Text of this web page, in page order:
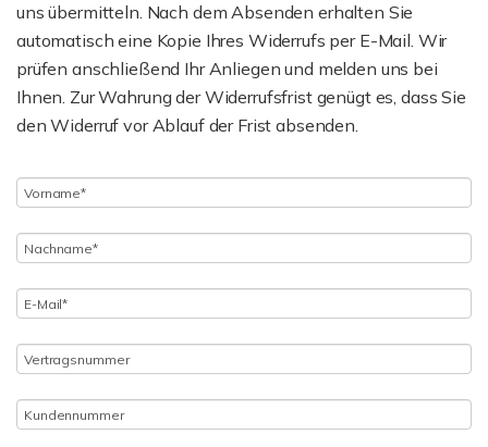
uns übermitteln. Nach dem Absenden erhalten Sie
automatisch eine Kopie Ihres Widerrufs per E-Mail. Wir
prüfen anschließend Ihr Anliegen und melden uns bei
Ihnen. Zur Wahrung der Widerrufsfrist genügt es, dass Sie
den Widerruf vor Ablauf der Frist absenden.